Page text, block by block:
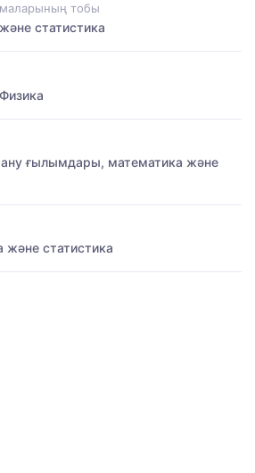
тобы
статистика
ғылымдары, математика және
статистика